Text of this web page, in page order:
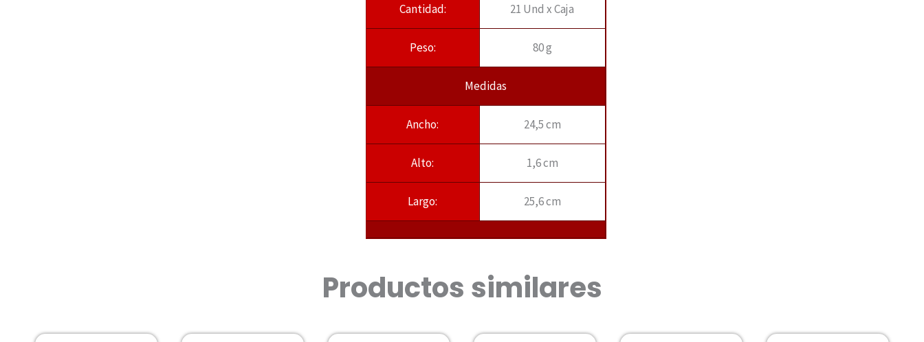
Cantidad: 21 Und x Caja
Peso: 80 g
Medidas
Ancho: 24,5 cm
Alto: 1,6 cm
Largo: 25,6 cm
Productos similares